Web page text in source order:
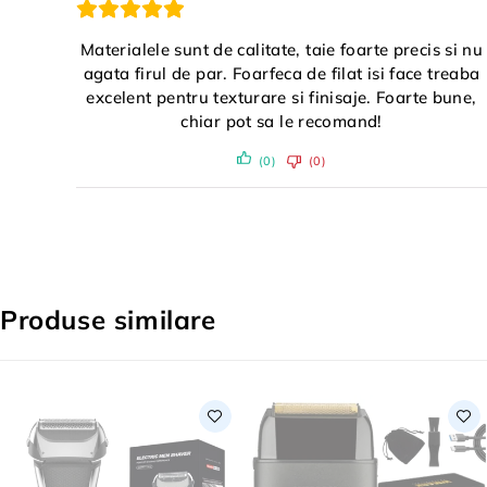
Materialele sunt de calitate, taie foarte precis si nu
agata firul de par. Foarfeca de filat isi face treaba
excelent pentru texturare si finisaje. Foarte bune,
chiar pot sa le recomand!
(0) (0)
Produse similare